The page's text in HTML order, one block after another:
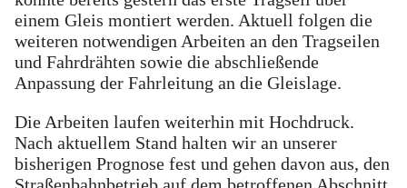
einem Gleis montiert werden. Aktuell folgen die
weiteren notwendigen Arbeiten an den Tragseilen
und Fahrdrähten sowie die abschließende
Anpassung der Fahrleitung an die Gleislage.
Die Arbeiten laufen weiterhin mit Hochdruck.
Nach aktuellem Stand halten wir an unserer
bisherigen Prognose fest und gehen davon aus, den